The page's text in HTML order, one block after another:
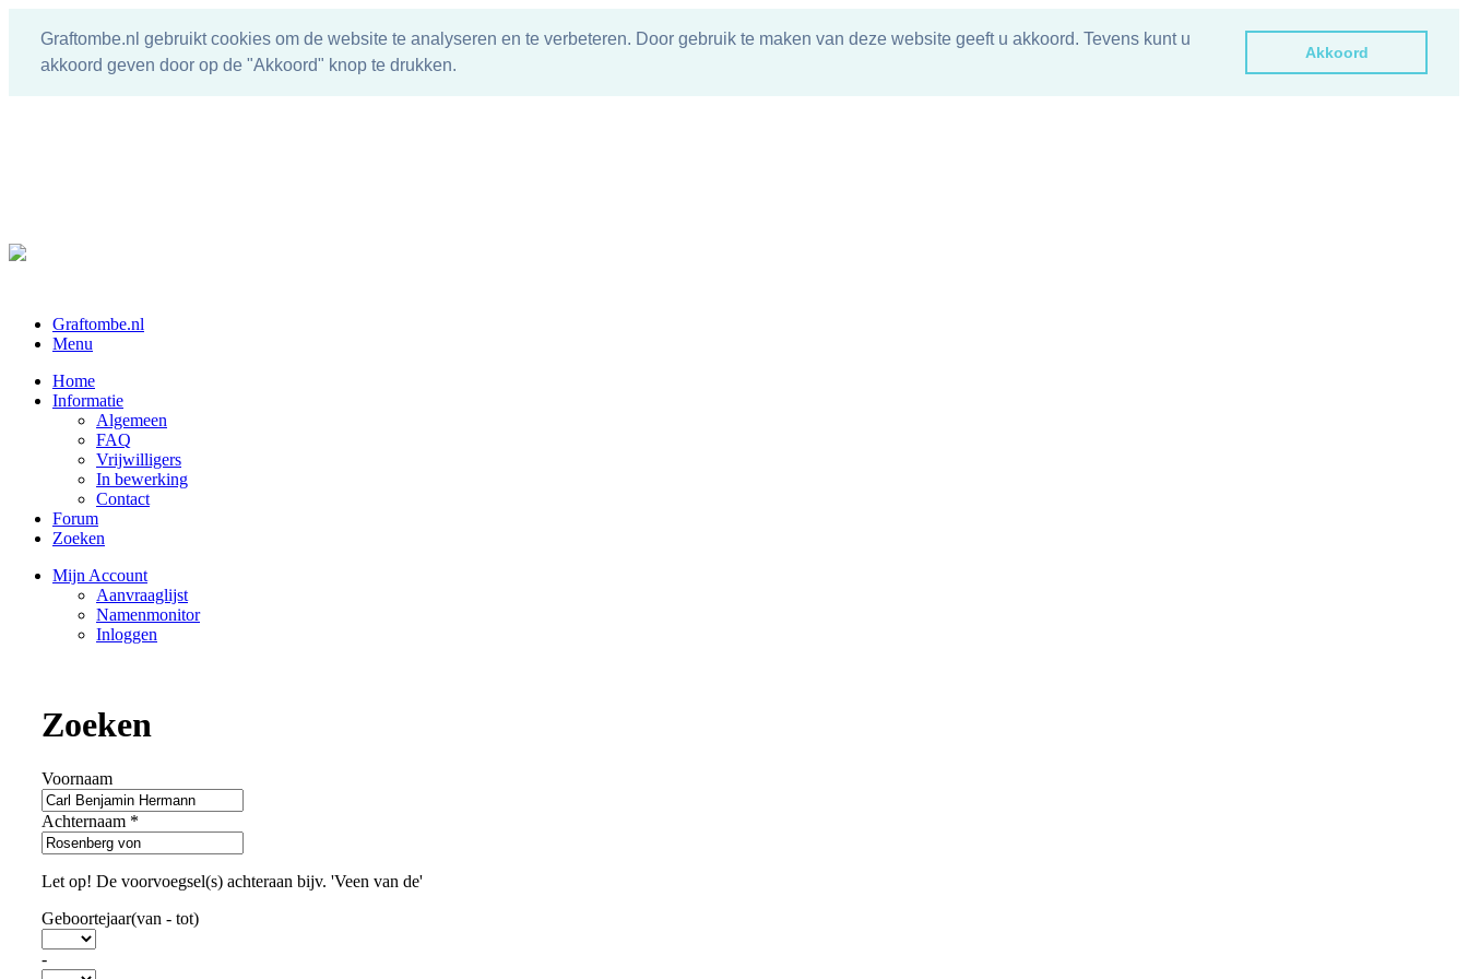
Graftombe.nl gebruikt cookies om de website te analyseren en te verbeteren. Door gebruik te maken van deze website geeft u akkoord. Tevens kunt u
akkoord geven door op de "Akkoord" knop te drukken.
Akkoord
Graftombe.nl
Menu
Home
Informatie
Algemeen
FAQ
Vrijwilligers
In bewerking
Contact
Forum
Zoeken
Mijn Account
Aanvraaglijst
Namenmonitor
Inloggen
Zoeken
Voornaam
Achternaam *
Let op! De voorvoegsel(s) achteraan bijv. 'Veen van de'
Geboortejaar(van - tot)
-